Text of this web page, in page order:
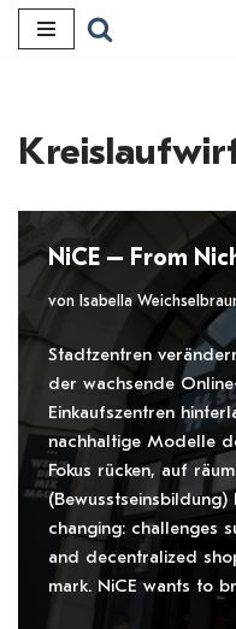
NiCE – From
von Isabella
Stadtzentren
der wachsende
Einkaufszentren
nachhaltige Modelle
Fokus rücken, auf
changing: challenges
and decentralized
mark. NiCE wants to